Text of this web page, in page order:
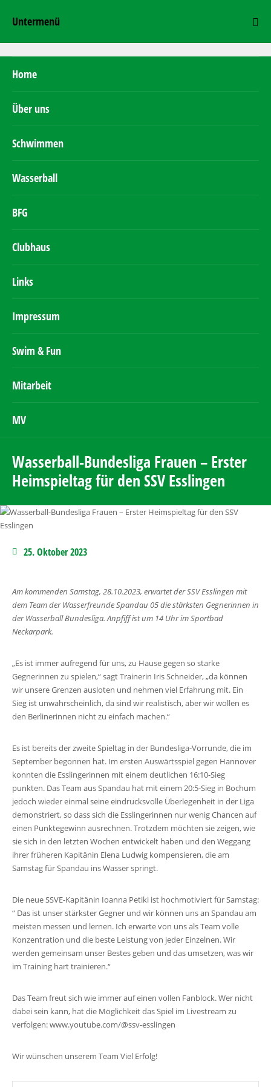
Untermenü
Home
Über uns
Schwimmen
Wasserball
BFG
Clubhaus
Links
Impressum
Swim & Fun
Mitarbeit
MV
Wasserball-Bundesliga Frauen – Erster
Heimspieltag für den SSV Esslingen
25. Oktober 2023
Am kommenden Samstag, 28.10.2023, erwartet der SSV Esslingen mit
dem Team der Wasserfreunde Spandau 05 die stärksten Gegnerinnen in
der Wasserball Bundesliga. Anpfiff ist um 14 Uhr im Sportbad
Neckarpark.
„Es ist immer aufregend für uns, zu Hause gegen so starke
Gegnerinnen zu spielen,“ sagt Trainerin Iris Schneider, „da können
wir unsere Grenzen ausloten und nehmen viel Erfahrung mit. Ein
Sieg ist unwahrscheinlich, da sind wir realistisch, aber wir wollen es
den Berlinerinnen nicht zu einfach machen.“
Es ist bereits der zweite Spieltag in der Bundesliga-Vorrunde, die im
September begonnen hat. Im ersten Auswärtsspiel gegen Hannover
konnten die Esslingerinnen mit einem deutlichen 16:10-Sieg
punkten. Das Team aus Spandau hat mit einem 20:5-Sieg in Bochum
jedoch wieder einmal seine eindrucksvolle Überlegenheit in der Liga
demonstriert, so dass sich die Esslingerinnen nur wenig Chancen auf
einen Punktegewinn ausrechnen. Trotzdem möchten sie zeigen, wie
sie sich in den letzten Wochen entwickelt haben und den Weggang
ihrer früheren Kapitänin Elena Ludwig kompensieren, die am
Samstag für Spandau ins Wasser springt.
Die neue SSVE-Kapitänin Ioanna Petiki ist hochmotiviert für Samstag:
“ Das ist unser stärkster Gegner und wir können uns an Spandau am
meisten messen und lernen. Ich erwarte von uns als Team volle
Konzentration und die beste Leistung von jeder Einzelnen. Wir
werden gemeinsam unser Bestes geben und das umsetzen, was wir
im Training hart trainieren.“
Das Team freut sich wie immer auf einen vollen Fanblock. Wer nicht
dabei sein kann, hat die Möglichkeit das Spiel im Livestream zu
verfolgen: www.youtube.com/@ssv-esslingen
Wir wünschen unserem Team Viel Erfolg!